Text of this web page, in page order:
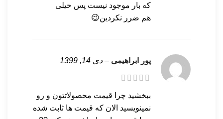
که بار موجود نیست پس خیلی
هم ضرر نکردین😉
پور ابراهیمی – دی 14, 1399
ببخشید چرا قیمت محصولاتتون و رو
نمینویسید الان که قیمت ها ثابت شده